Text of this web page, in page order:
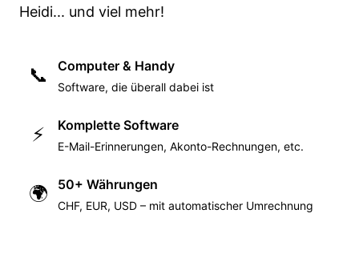
Heidi... und viel mehr!
📞 Computer & Handy
Software, die überall dabei ist
⚡ Komplette Software
E-Mail-Erinnerungen, Akonto-Rechnungen, etc.
🌍 50+ Währungen
CHF, EUR, USD – mit automatischer Umrechnung